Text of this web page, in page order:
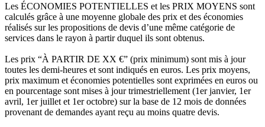
Les ÉCONOMIES POTENTIELLES et les PRIX MOYENS sont
calculés grâce à une moyenne globale des prix et des économies
réalisés sur les propositions de devis d’une même catégorie de
services dans le rayon à partir duquel ils sont obtenus.
Les prix “À PARTIR DE XX €” (prix minimum) sont mis à jour
toutes les demi-heures et sont indiqués en euros. Les prix moyens,
prix maximum et économies potentielles sont exprimées en euros ou
en pourcentage sont mises à jour trimestriellement (1er janvier, 1er
avril, 1er juillet et 1er octobre) sur la base de 12 mois de données
provenant de demandes ayant reçu au moins quatre devis.